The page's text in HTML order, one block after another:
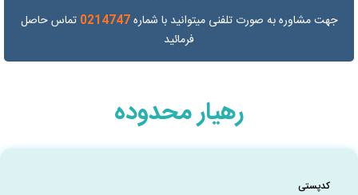
جهت مشاوره به صورت تلفنی میتوانید با شماره0214747 تماس حاصل
فرمائید
رهیار محدوده
کدپستی